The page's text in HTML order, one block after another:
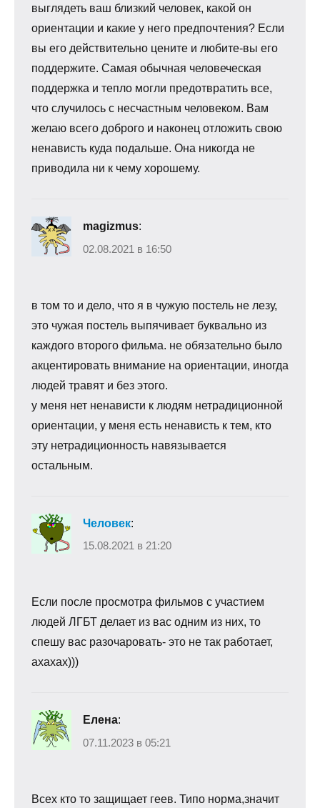
выглядеть ваш близкий человек, какой он
ориентации и какие у него предпочтения? Если
вы его действительно цените и любите-вы его
поддержите. Самая обычная человеческая
поддержка и тепло могли предотвратить все,
что случилось с несчастным человеком. Вам
желаю всего доброго и наконец отложить свою
ненависть куда подальше. Она никогда не
приводила ни к чему хорошему.
magizmus:
02.08.2021 в 16:50
в том то и дело, что я в чужую постель не лезу,
это чужая постель выпячивает буквально из
каждого второго фильма. не обязательно было
акцентировать внимание на ориентации, иногда
людей травят и без этого.
у меня нет ненависти к людям нетрадиционной
ориентации, у меня есть ненависть к тем, кто
эту нетрадиционность навязывается
остальным.
Человек:
15.08.2021 в 21:20
Если после просмотра фильмов с участием
людей ЛГБТ делает из вас одним из них, то
спешу вас разочаровать- это не так работает,
ахахах)))
Елена:
07.11.2023 в 05:21
Всех кто то защищает геев. Типо норма,значит